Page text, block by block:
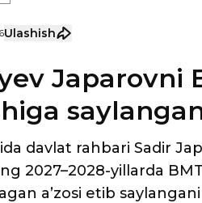
Ulashish
Japarovni
davlat rahbari Sadir
2027–2028-yillarda
a’zosi etib